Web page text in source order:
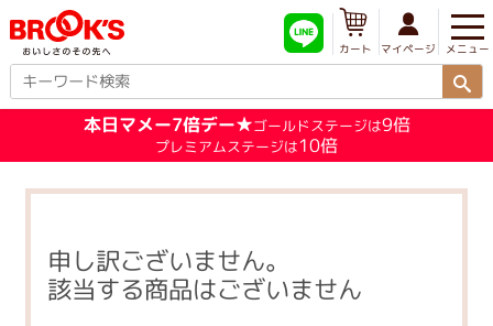
メニュー
マイページ
カート
本日マメー7倍デー★ゴールドステージは9倍
プレミアムステージは10倍
申し訳ございません。
該当する商品はございません